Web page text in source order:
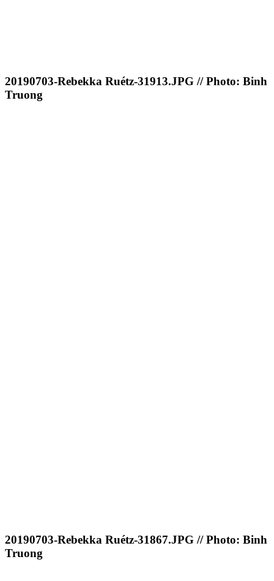
20190703-Rebekka Ruétz-31913.JPG // Photo: Binh
Truong
20190703-Rebekka Ruétz-31867.JPG // Photo: Binh
Truong